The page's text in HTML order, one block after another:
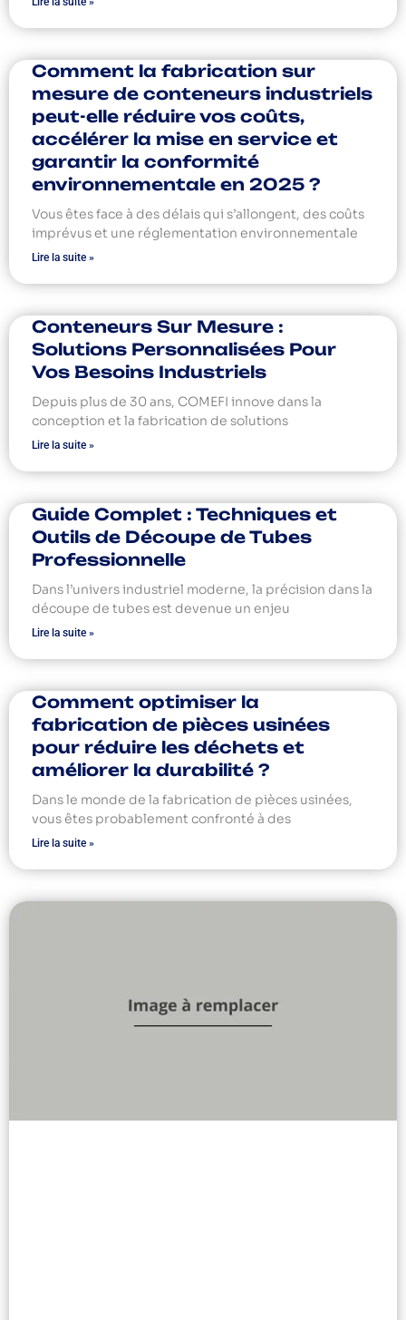
Comment la fabrication sur
mesure de conteneurs industriels
peut-elle réduire vos coûts,
accélérer la mise en service et
garantir la conformité
environnementale en 2025 ?
Vous êtes face à des délais qui s’allongent, des coûts
imprévus et une réglementation environnementale
Lire la suite »
Conteneurs Sur Mesure :
Solutions Personnalisées Pour
Vos Besoins Industriels
Depuis plus de 30 ans, COMEFI innove dans la
conception et la fabrication de solutions
Lire la suite »
Guide Complet : Techniques et
Outils de Découpe de Tubes
Professionnelle
Dans l’univers industriel moderne, la précision dans la
découpe de tubes est devenue un enjeu
Lire la suite »
Comment optimiser la
fabrication de pièces usinées
pour réduire les déchets et
améliorer la durabilité ?
Dans le monde de la fabrication de pièces usinées,
vous êtes probablement confronté à des
Lire la suite »